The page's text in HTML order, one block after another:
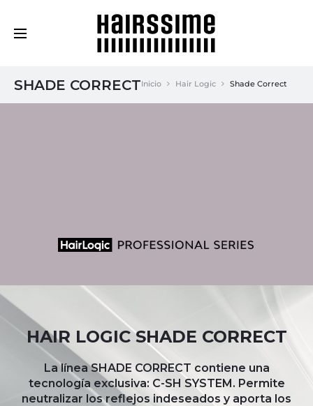
SHADE CORRECTInicio Hair Logic Shade Correct
HAIR LOGIC SHADE CORRECT
La línea SHADE CORRECT contiene una
tecnología exclusiva: C-SH SYSTEM. Permite
neutralizar los reflejos indeseados y aporta los